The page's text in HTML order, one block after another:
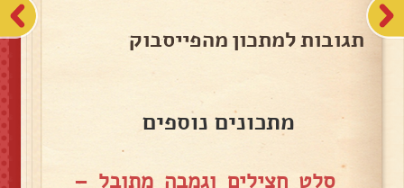
תגובות למתכון מהפייסבוק
מתכונים נוספים
סלט חצילים וגמבה מתובל –